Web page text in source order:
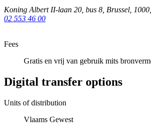
Koning Albert II-laan 20, bus 8 Brussel 1000
02 553 46 00
Fees
Gratis en vrij van gebruik mits
Digital transfer options
Units of distribution
Vlaams Gewest